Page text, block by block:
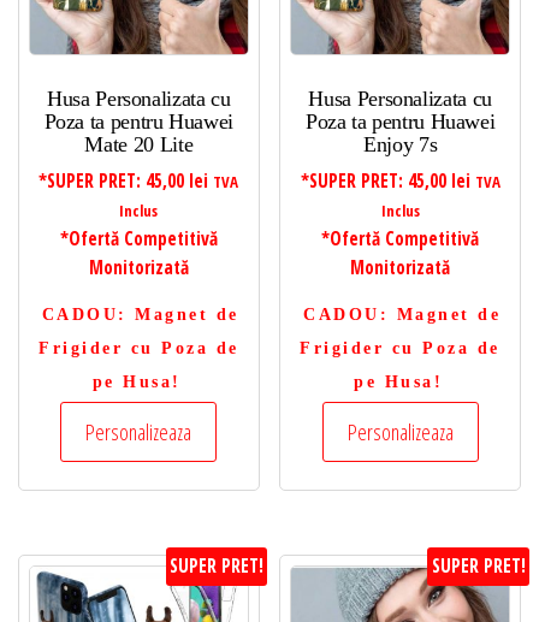
Husa Personalizata cu
Poza ta pentru Huawei
Mate 20 Lite
*SUPER PRET: 45,00 lei TVA
Inclus
*Ofertă Competitivă
Monitorizată
CADOU : Magnet de
Frigider cu Poza de
pe Husa!
Personalizeaza
Husa Personalizata cu
Poza ta pentru Huawei
Enjoy 7s
*SUPER PRET: 45,00 lei TVA
Inclus
*Ofertă Competitivă
Monitorizată
CADOU : Magnet de
Frigider cu Poza de
pe Husa!
Personalizeaza
SUPER PRET! SUPER PRET!